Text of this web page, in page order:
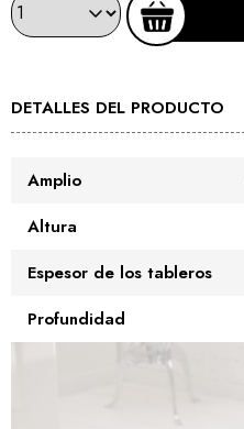
DETALLES DEL PRODUCTO
Amplio
Altura
Espesor de los tableros
Profundidad